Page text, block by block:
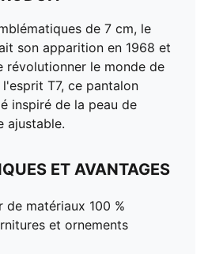
de 7 cm, le
son apparition en 1968 et
révolutionner le monde de
T7, ce pantalon
inspiré de la peau de
ajustable.
ET AVANTAGES
de matériaux 100 %
et ornements